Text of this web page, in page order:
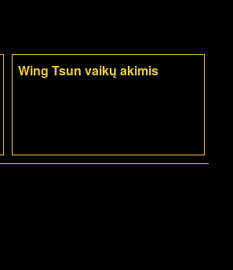
Wing Tsun vaikų akimis